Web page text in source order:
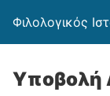
Φιλολογικός
Υποβολή